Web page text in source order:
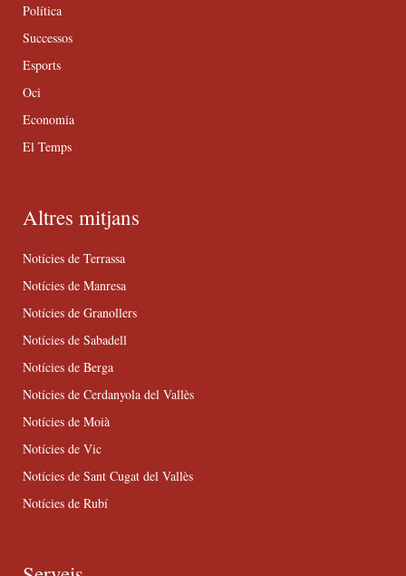
Política
Successos
Esports
Oci
Economia
El Temps
Altres mitjans
Notícies de Terrassa
Notícies de Manresa
Notícies de Granollers
Notícies de Sabadell
Notícies de Berga
Notícies de Cerdanyola del Vallès
Notícies de Moià
Notícies de Vic
Notícies de Sant Cugat del Vallès
Notícies de Rubí